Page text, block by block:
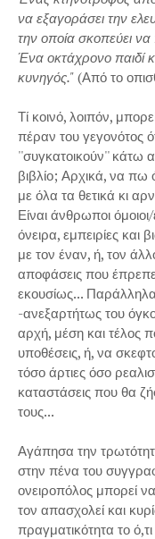
να εξαγοράσει την
την οποία σκοπεύει να
Ένα οκτάχρονο παιδί
κυνηγός." (Από το
Τί κοινό, λοιπόν,
πέραν του γεγονότος
''συγκατοικούν'' κάτω
βιβλίο; Αρχικά, να πω
με όλα τα θετικά κι
Είναι άνθρωποι
όνειρα, εμπειρίες
με τον έναν, ή, τον
αποφάσεις που
εκουσίως...
-ανεξαρτήτως του
αρχή, μέση και τέλος
υποθέσεις, ή, να
τόσο άρτιες όσο
καταστάσεις που θα
τους...
Αγάπησα την
στην πένα του
ονειροπόλος μπορεί
τον απασχολεί και
πραγματικότητα το